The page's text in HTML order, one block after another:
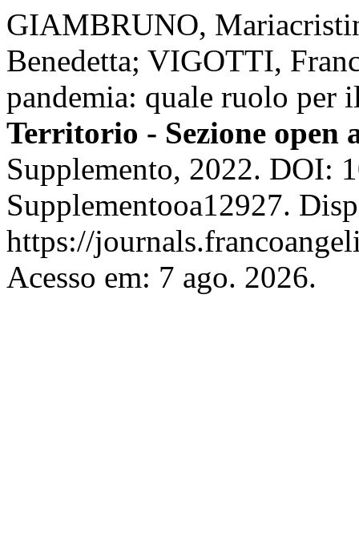
GIAMBRUNO,
Benedetta; VIGOTTI,
pandemia: quale ruolo per
Territorio - Sezione open
Supplemento, 2022. DOI:
Supplementooa12927.
https://
Acesso em: 7 ago. 2026.